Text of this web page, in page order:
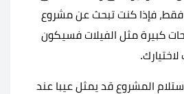
من 3 غرف فقط، فإذا كنت تبحث عن مشروع
كبيرة مثل الفيلات فسيكون
المشروع قد يمثل عيبا عند